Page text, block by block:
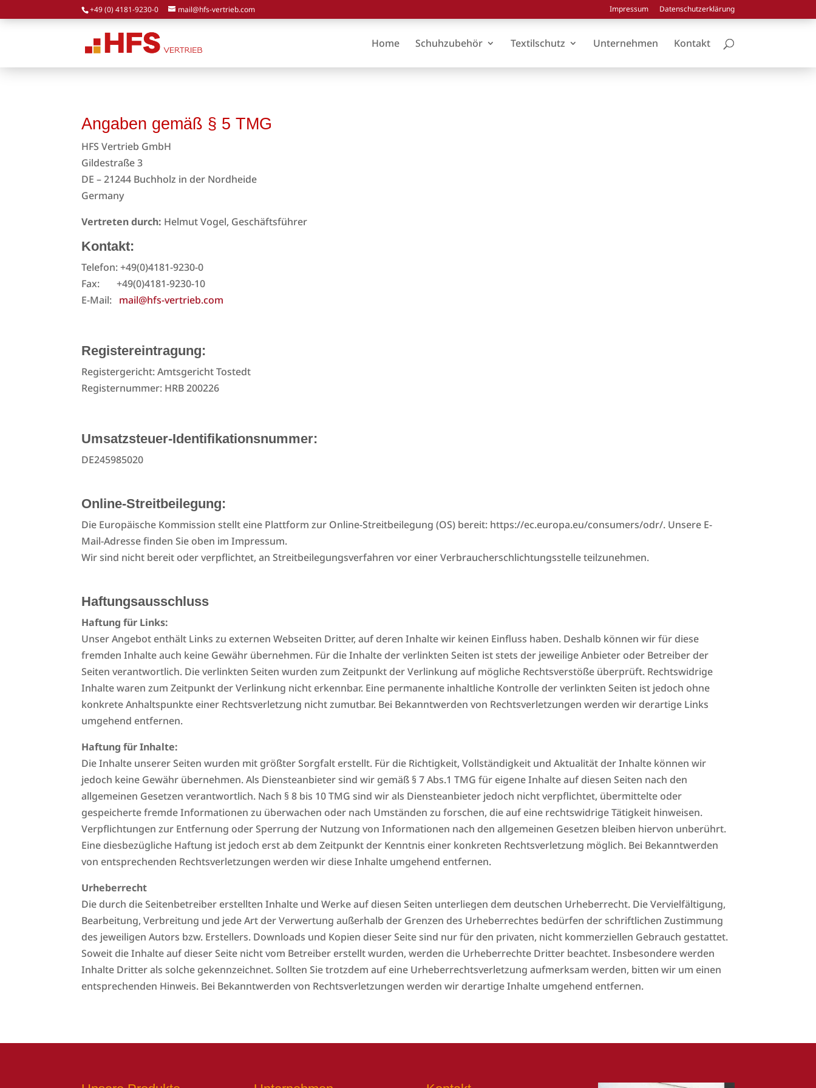
+49 (0) 4181-9230-0 mail@hfs-vertrieb.com Impressum Datenschutzerklärung
Home Schuhzubehör Textilschutz Unternehmen Kontakt
Angaben gemäß § 5 TMG
HFS Vertrieb GmbH
Gildestraße 3
DE – 21244 Buchholz in der Nordheide
Germany
Vertreten durch: Helmut Vogel, Geschäftsführer
Kontakt:
Telefon: +49(0)4181-9230-0
Fax: +49(0)4181-9230-10
E-Mail: mail@hfs-vertrieb.com
Registereintragung:
Registergericht: Amtsgericht Tostedt
Registernummer: HRB 200226
Umsatzsteuer-Identifikationsnummer:
DE245985020
Online-Streitbeilegung:
Die Europäische Kommission stellt eine Plattform zur Online-Streitbeilegung (OS) bereit: https://ec.europa.eu/consumers/odr/. Unsere E-
Mail-Adresse finden Sie oben im Impressum.
Wir sind nicht bereit oder verpflichtet, an Streitbeilegungsverfahren vor einer Verbraucherschlichtungsstelle teilzunehmen.
Haftungsausschluss
Haftung für Links:
Unser Angebot enthält Links zu externen Webseiten Dritter, auf deren Inhalte wir keinen Einfluss haben. Deshalb können wir für diese
fremden Inhalte auch keine Gewähr übernehmen. Für die Inhalte der verlinkten Seiten ist stets der jeweilige Anbieter oder Betreiber der
Seiten verantwortlich. Die verlinkten Seiten wurden zum Zeitpunkt der Verlinkung auf mögliche Rechtsverstöße überprüft. Rechtswidrige
Inhalte waren zum Zeitpunkt der Verlinkung nicht erkennbar. Eine permanente inhaltliche Kontrolle der verlinkten Seiten ist jedoch ohne
konkrete Anhaltspunkte einer Rechtsverletzung nicht zumutbar. Bei Bekanntwerden von Rechtsverletzungen werden wir derartige Links
umgehend entfernen.
Haftung für Inhalte:
Die Inhalte unserer Seiten wurden mit größter Sorgfalt erstellt. Für die Richtigkeit, Vollständigkeit und Aktualität der Inhalte können wir
jedoch keine Gewähr übernehmen. Als Diensteanbieter sind wir gemäß § 7 Abs.1 TMG für eigene Inhalte auf diesen Seiten nach den
allgemeinen Gesetzen verantwortlich. Nach § 8 bis 10 TMG sind wir als Diensteanbieter jedoch nicht verpflichtet, übermittelte oder
gespeicherte fremde Informationen zu überwachen oder nach Umständen zu forschen, die auf eine rechtswidrige Tätigkeit hinweisen.
Verpflichtungen zur Entfernung oder Sperrung der Nutzung von Informationen nach den allgemeinen Gesetzen bleiben hiervon unberührt.
Eine diesbezügliche Haftung ist jedoch erst ab dem Zeitpunkt der Kenntnis einer konkreten Rechtsverletzung möglich. Bei Bekanntwerden
von entsprechenden Rechtsverletzungen werden wir diese Inhalte umgehend entfernen.
Urheberrecht
Die durch die Seitenbetreiber erstellten Inhalte und Werke auf diesen Seiten unterliegen dem deutschen Urheberrecht. Die Vervielfältigung,
Bearbeitung, Verbreitung und jede Art der Verwertung außerhalb der Grenzen des Urheberrechtes bedürfen der schriftlichen Zustimmung
des jeweiligen Autors bzw. Erstellers. Downloads und Kopien dieser Seite sind nur für den privaten, nicht kommerziellen Gebrauch gestattet.
Soweit die Inhalte auf dieser Seite nicht vom Betreiber erstellt wurden, werden die Urheberrechte Dritter beachtet. Insbesondere werden
Inhalte Dritter als solche gekennzeichnet. Sollten Sie trotzdem auf eine Urheberrechtsverletzung aufmerksam werden, bitten wir um einen
entsprechenden Hinweis. Bei Bekanntwerden von Rechtsverletzungen werden wir derartige Inhalte umgehend entfernen.